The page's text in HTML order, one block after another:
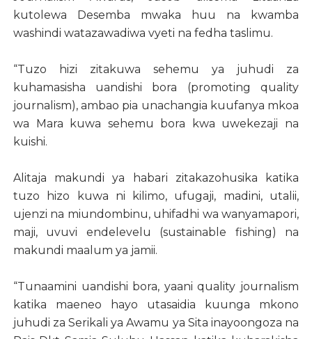
kutolewa Desemba mwaka huu na kwamba
washindi watazawadiwa vyeti na fedha taslimu.
“Tuzo hizi zitakuwa sehemu ya juhudi za
kuhamasisha uandishi bora (promoting quality
journalism), ambao pia unachangia kuufanya mkoa
wa Mara kuwa sehemu bora kwa uwekezaji na
kuishi.
Alitaja makundi ya habari zitakazohusika katika
tuzo hizo kuwa ni kilimo, ufugaji, madini, utalii,
ujenzi na miundombinu, uhifadhi wa wanyamapori,
maji, uvuvi endelevelu (sustainable fishing) na
makundi maalum ya jamii.
“Tunaamini uandishi bora, yaani quality journalism
katika maeneo hayo utasaidia kuunga mkono
juhudi za Serikali ya Awamu ya Sita inayoongoza na